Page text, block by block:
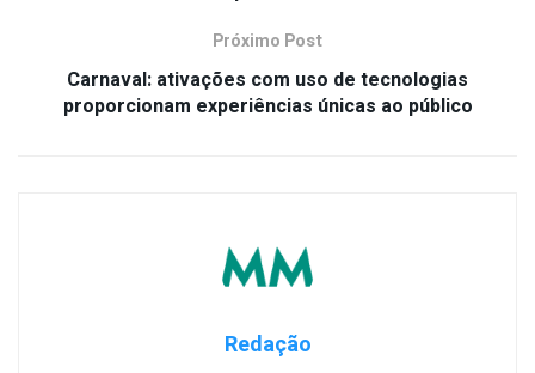
Próximo Post
Carnaval: ativações com uso de tecnologias
proporcionam experiências únicas ao público
Redação